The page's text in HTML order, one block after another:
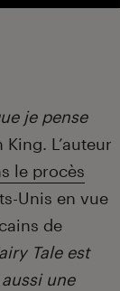
je pense
L’auteur
le procès
Unis en vue
de
Tale est
une